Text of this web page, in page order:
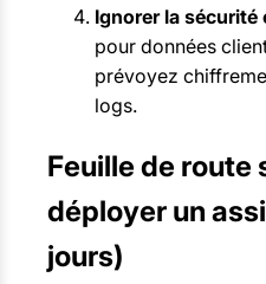
Ignorer la
pour données
prévoyez
logs.
Feuille de route
déployer un
jours)